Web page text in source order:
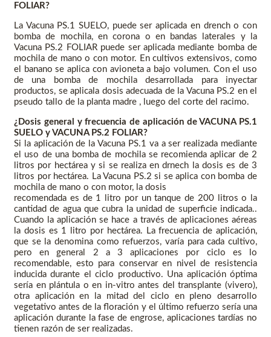
FOLIAR?
La Vacuna PS.1 SUELO, puede ser aplicada en drench o con
bomba de mochila, en corona o en bandas laterales y la
Vacuna PS.2 FOLIAR puede ser aplicada mediante bomba de
mochila de mano o con motor. En cultivos extensivos, como
el banano se aplica con avioneta a bajo volumen. Con el uso
de una bomba de mochila desarrollada para inyectar
productos, se aplicala dosis adecuada de la Vacuna PS.2 en el
pseudo tallo de la planta madre , luego del corte del racimo.
¿Dosis general y frecuencia de aplicación de VACUNA PS.1
SUELO y VACUNA PS.2 FOLIAR?
Si la aplicación de la Vacuna PS.1 va a ser realizada mediante
el uso de una bomba de mochila se recomienda aplicar de 2
litros por hectárea y si se realiza en drnech la dosis es de 3
litros por hectárea. La Vacuna PS.2 si se aplica con bomba de
mochila de mano o con motor, la dosis
recomendada es de 1 litro por un tanque de 200 litros o la
cantidad de agua que cubra la unidad de superficie indicada..
Cuando la aplicación se hace a través de aplicaciones aéreas
la dosis es 1 litro por hectárea. La frecuencia de aplicación,
que se la denomina como refuerzos, varía para cada cultivo,
pero en general 2 a 3 aplicaciones por ciclo es lo
recomendable, esto para conservar en nivel de resistencia
inducida durante el ciclo productivo. Una aplicación óptima
sería en plántula o en in‐vitro antes del transplante (vivero),
otra aplicación en la mitad del ciclo en pleno desarrollo
vegetativo antes de la floración y el último refuerzo sería una
aplicación durante la fase de engrose, aplicaciones tardías no
tienen razón de ser realizadas.